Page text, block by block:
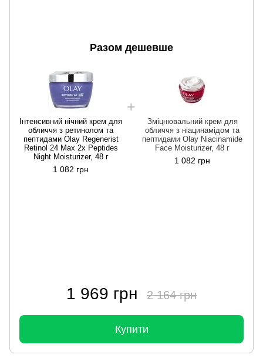
Разом дешевше
Інтенсивний нічний крем для
обличчя з ретинолом та
пептидами Olay Regenerist
Retinol 24 Max 2x Peptides
Night Moisturizer, 48 г
1 082 грн
Зміцнювальний крем для
обличчя з ніацинамідом та
пептидами Olay Niacinamide
Face Moisturizer, 48 г
1 082 грн
1 969 грн 2 164 грн
Купити